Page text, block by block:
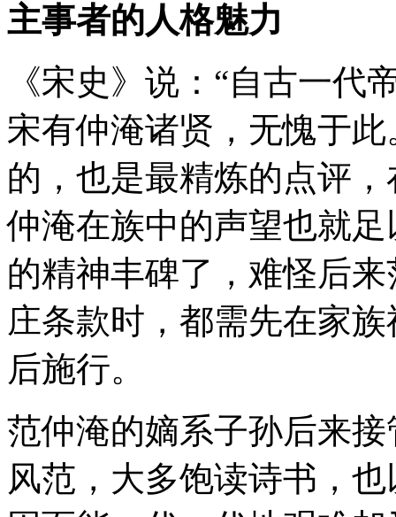
主事者的人格魅力
《宋史》说：“自古一代
宋有仲淹诸贤，无愧于
的，也是最精炼的点评
仲淹在族中的声望也就
的精神丰碑了，难怪后
庄条款时，都需先在家
后施行。
范仲淹的嫡系子孙后来
风范，大多饱读诗书，